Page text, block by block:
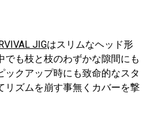
JIGはスリムなヘッド形
でも枝と枝のわずかな隙間にも
ックアップ時にも致命的なスタ
リズムを崩す事無くカバーを撃